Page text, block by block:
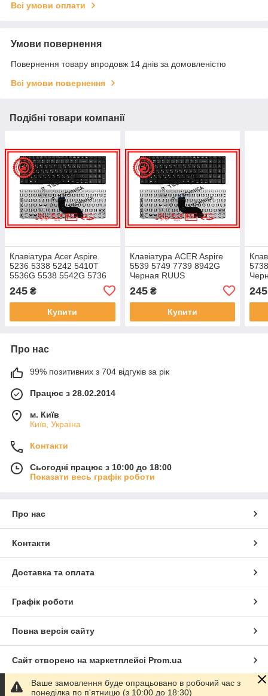
Всі умови оплати
Умови повернення
Повернення товару впродовж 14 днів за домовленістю
Всі умови повернення
Подібні товари компанії
Клавіатура Acer Aspire
5236 5338 5242 5410T
5536G 5538 5542G 5736
Черная RUUS
245 ₴
Купити
Клавіатура ACER Aspire
5539 5749 7739 8942G
Черная RUUS
245₴
Купити
245
Про нас
99% позитивних з 704 відгуків за рік
Працює з 28.02.2014
м. Київ
Київ, Україна
Контакти
Сьогодні працює з 10:00 до 18:00
Показати весь графік роботи
Про нас
Контакти
Доставка та оплата
Графік роботи
Повна версія сайту
Сайт створено на маркетплейсі Prom.ua
Політика конфіденційності
Ваше замовлення буде опрацьовано в робочий час з
понеділка по п'ятницю (з 10:00 до 18:30)